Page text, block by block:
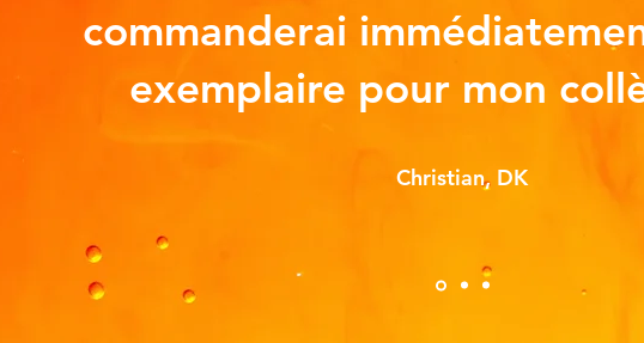
commanderai
exemplaire pour mon
Christian, DK